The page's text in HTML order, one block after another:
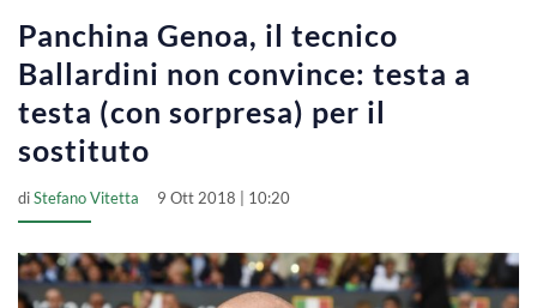
Panchina Genoa, il tecnico
Ballardini non convince: testa a
testa (con sorpresa) per il
sostituto
diStefano Vitetta 9 Ott 2018 | 10:20